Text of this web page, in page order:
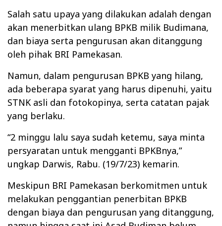
Salah satu upaya yang dilakukan adalah dengan
akan menerbitkan ulang BPKB milik Budimana,
dan biaya serta pengurusan akan ditanggung
oleh pihak BRI Pamekasan.
Namun, dalam pengurusan BPKB yang hilang,
ada beberapa syarat yang harus dipenuhi, yaitu
STNK asli dan fotokopinya, serta catatan pajak
yang berlaku.
“2 minggu lalu saya sudah ketemu, saya minta
persyaratan untuk mengganti BPKBnya,”
ungkap Darwis, Rabu. (19/7/23) kemarin.
Meskipun BRI Pamekasan berkomitmen untuk
melakukan penggantian penerbitan BPKB
dengan biaya dan pengurusan yang ditanggung,